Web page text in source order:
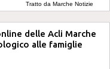
Tratto da Marche Notizie
delle Acli Marche
alle famiglie